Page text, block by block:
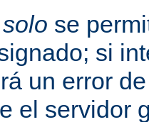
solo se
si
un error
el servidor